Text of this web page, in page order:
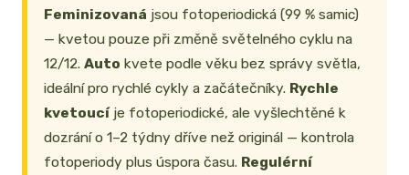
Feminizovaná jsou fotoperiodická (99 % samic)
— kvetou pouze při změně světelného cyklu na
12/12. Auto kvete podle věku bez správy světla,
ideální pro rychlé cykly a začátečníky. Rychle
kvetoucíje fotoperiodické, ale vyšlechtěné k
dozrání o 1–2 týdny dříve než originál — kontrola
fotoperiody plus úspora času. Regulérní